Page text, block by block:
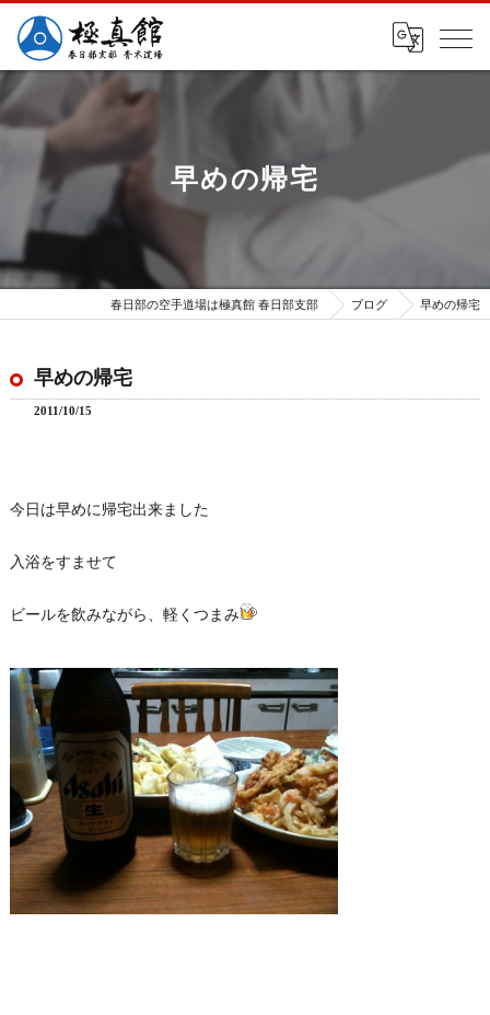
早めの帰宅
春日部の空手道場は極真館 春日部支部 ブログ 早めの帰宅
早めの帰宅
2011/10/15
今日は早めに帰宅出来ました
入浴をすませて
ビールを飲みながら、軽くつまみ